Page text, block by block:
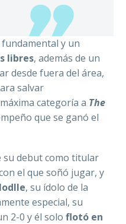
y un
libres, además de un
desde fuera del área,
salvar
categoría a The
que se ganó el
su debut como titular
el que soñó jugar, y
, su ídolo de la
especial, su
2-0 y él solo flotó en